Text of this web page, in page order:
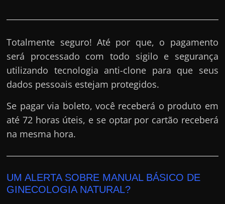
Totalmente seguro! Até por que, o pagamento
será processado com todo sigilo e segurança
utilizando tecnologia anti-clone para que seus
dados pessoais estejam protegidos.
Se pagar via boleto, você receberá o produto em
até 72 horas úteis, e se optar por cartão receberá
na mesma hora.
UM ALERTA SOBRE MANUAL BÁSICO DE
GINECOLOGIA NATURAL?